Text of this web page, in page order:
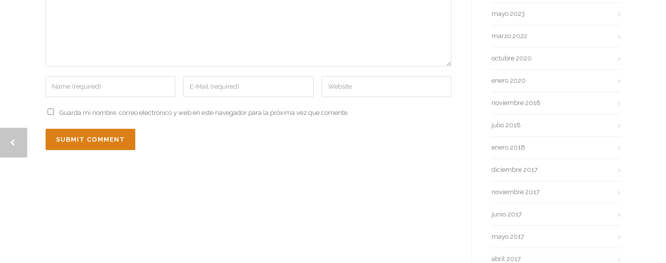
Guarda mi nombre, correo electrónico y web en este navegador para la próxima vez que comente.
mayo 2023
marzo 2022
octubre 2020
enero 2020
noviembre 2018
julio 2018
enero 2018
diciembre 2017
noviembre 2017
junio 2017
mayo 2017
abril 2017